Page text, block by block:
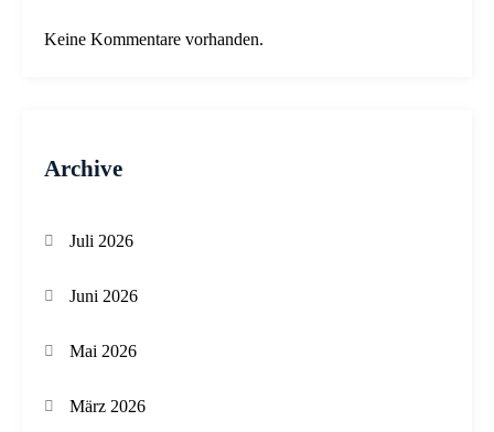
Keine Kommentare vorhanden.
Archive
Juli 2026
Juni 2026
Mai 2026
März 2026